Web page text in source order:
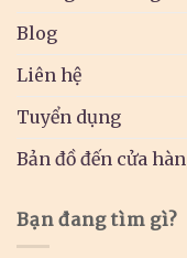
Blog
Liên hệ
Tuyển dụng
Bản đồ đến cửa
Bạn đang tìm gì?